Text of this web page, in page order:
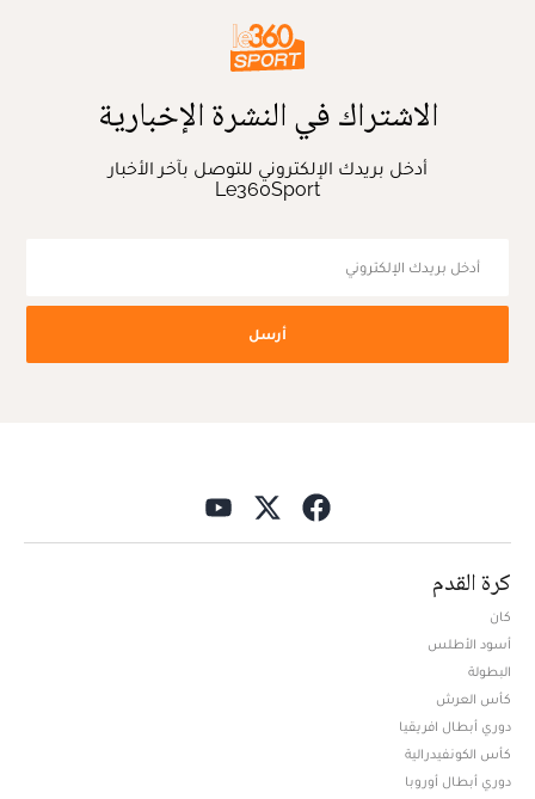
الاشتراك في النشرة الإخبارية
أدخل بريدك الإلكتروني للتوصل بآخر الأخبار
Le360Sport
أرسل
كرة القدم
كان
أسود الأطلس
البطولة
كأس العرش
دوري أبطال افريقيا
كأس الكونفيدرالية
دوري أبطال أوروبا